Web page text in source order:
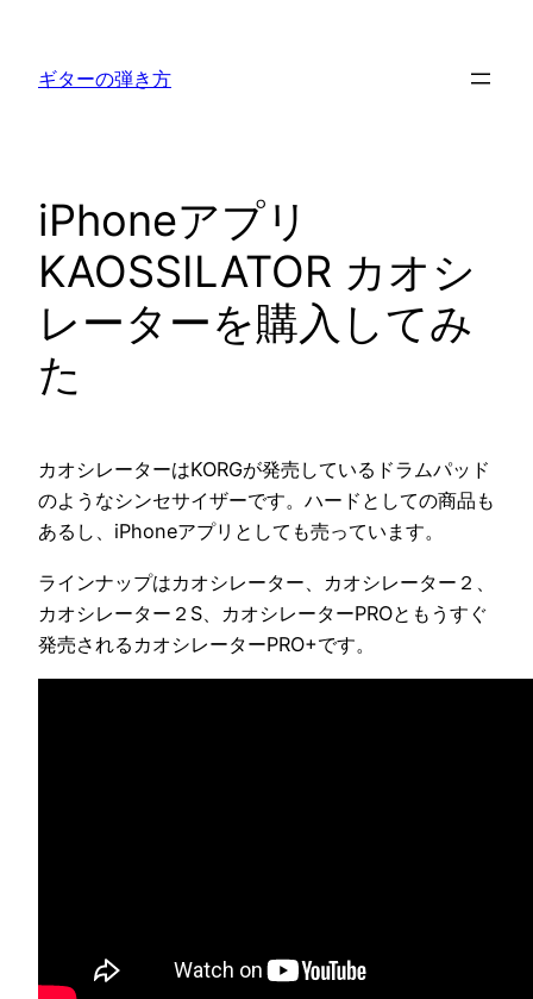
ギターの弾き方
iPhoneアプリ
KAOSSILATOR カオシ
レーターを購入してみ
た
カオシレーターはKORGが発売しているドラムパッド
のようなシンセサイザーです。ハードとしての商品も
あるし、iPhoneアプリとしても売っています。
ラインナップはカオシレーター、カオシレーター２、
カオシレーター２S、カオシレーターPROともうすぐ
発売されるカオシレーターPRO+です。